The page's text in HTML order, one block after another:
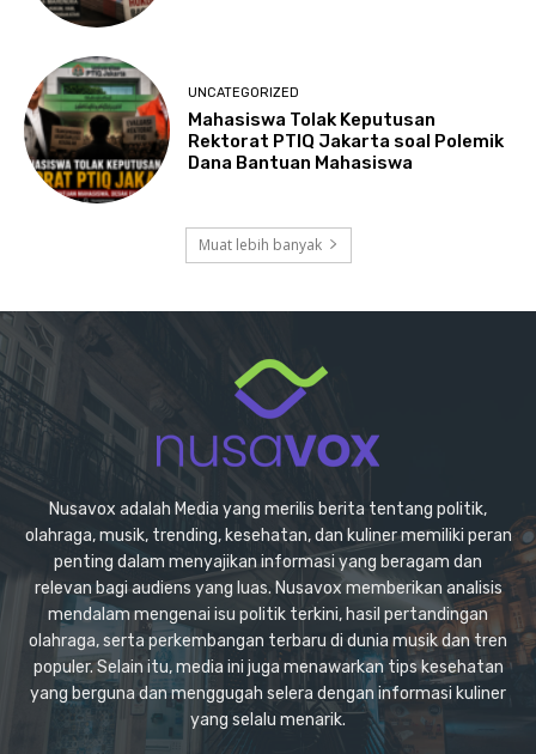
UNCATEGORIZED
Mahasiswa Tolak Keputusan
Rektorat PTIQ Jakarta soal Polemik
Dana Bantuan Mahasiswa
Muat lebih banyak
Nusavox adalah Media yang merilis berita tentang politik,
olahraga, musik, trending, kesehatan, dan kuliner memiliki peran
penting dalam menyajikan informasi yang beragam dan
relevan bagi audiens yang luas. Nusavox memberikan analisis
mendalam mengenai isu politik terkini, hasil pertandingan
olahraga, serta perkembangan terbaru di dunia musik dan tren
populer. Selain itu, media ini juga menawarkan tips kesehatan
yang berguna dan menggugah selera dengan informasi kuliner
yang selalu menarik.